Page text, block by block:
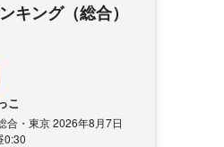
キング（総合）
こ
合・東京 2026年8月7日
0:30